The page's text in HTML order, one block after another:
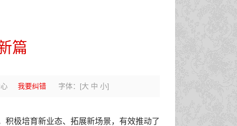
篇
我要纠错 字体： [大 中 小]
极培育新业态、拓展新场景，有效推动了